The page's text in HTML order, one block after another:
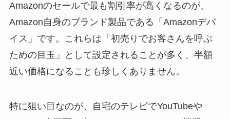
Amazonのセールで最も割引率が高くなるのが、
Amazon自身のブランド製品である「Amazonデバ
イス」です。これらは「初売りでお客さんを呼ぶ
ための目玉」として設定されることが多く、半額
近い価格になることも珍しくありません。
特に狙い目なのが、自宅のテレビでYouTubeや